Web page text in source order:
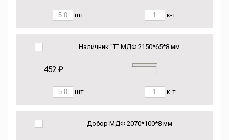
шт. к-т
Наличник "Т" МДФ 2150*65*8 мм
452 ₽
шт. к-т
Добор МДФ 2070*100*8 мм